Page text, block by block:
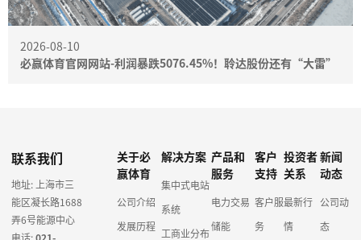
2026-08-10
必赢体育官网网站-利润暴跌5076.45%！聆达股份还有“大雷”
联系我们
地址: 上海市三
能区凝长路1688
弄6号能源中心
电话:021-
关于必
赢体育
公司介绍
发展历程
解决方案
集中式电站
系统
工商业分布
产品和
服务
电力交易
储能
客户
支持
客户服
务
投资者
关系
最新行
情
新闻
动态
公司动
态